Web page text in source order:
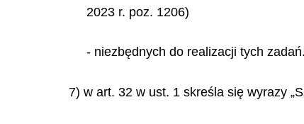
2023 r. poz. 1206)
- niezbędnych do realizacji tych
7) w art. 32 w ust. 1 skreśla się wyrazy